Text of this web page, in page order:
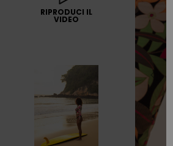
RIPRODUCI IL
VIDEO